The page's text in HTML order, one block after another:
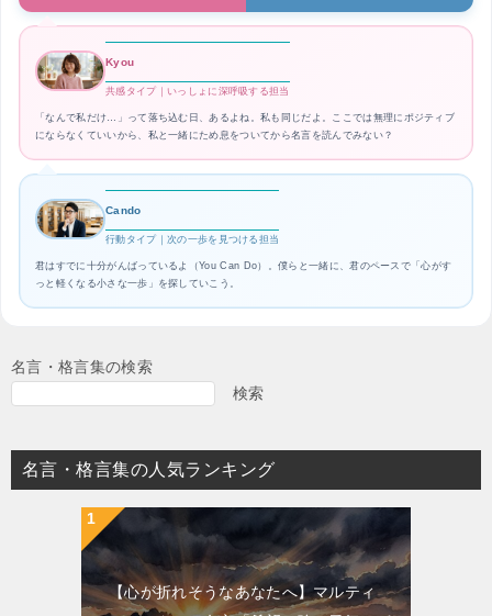
Kyou
共感タイプ｜いっしょに深呼吸する担当
「なんで私だけ…」って落ち込む日、あるよね。私も同じだよ。ここでは無理にポジティブ
にならなくていいから、私と一緒にため息をついてから名言を読んでみない？
Cando
行動タイプ｜次の一歩を見つける担当
君はすでに十分がんばっているよ（You Can Do）。僕らと一緒に、君のペースで「心がす
っと軽くなる小さな一歩」を探していこう。
名言・格言集の検索
検索
名言・格言集の人気ランキング
【心が折れそうなあなたへ】マルティ